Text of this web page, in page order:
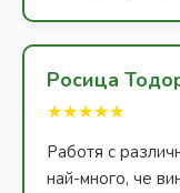
Росица
★★★★★
Работя с
най-много, че